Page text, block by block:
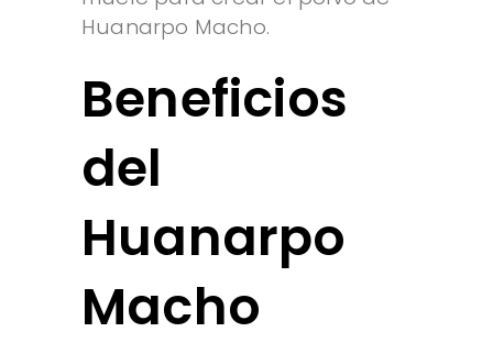
Huanarpo Macho.
Beneficios
del
Huanarpo
Macho